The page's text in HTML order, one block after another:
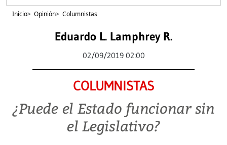
Inicio> Opinión> Columnistas
Eduardo L. Lamphrey R.
02/09/2019 02:00
COLUMNISTAS
¿Puede el Estado funcionar sin
el Legislativo?